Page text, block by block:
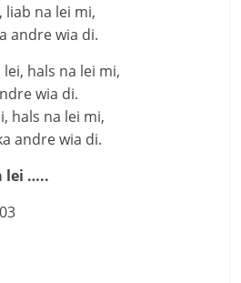
liab na lei mi,
andre wia di.
hals na lei mi,
wia di.
hals na lei mi,
andre wia di.
lei …..